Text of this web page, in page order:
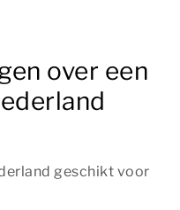
over een
geschikt voor